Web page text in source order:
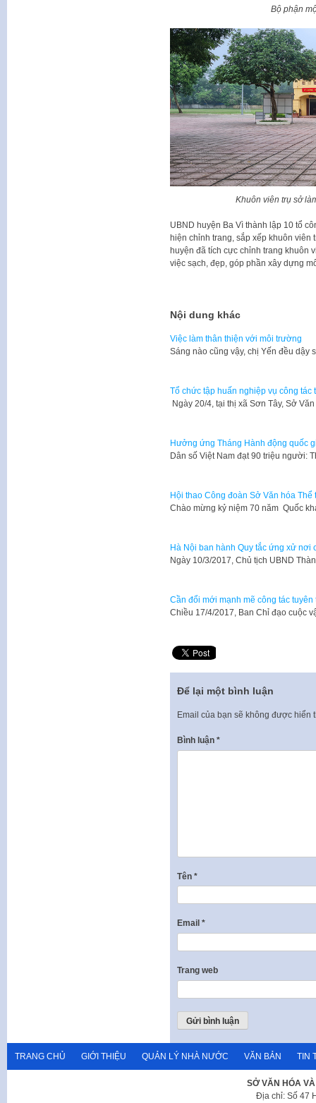
Bộ phận
Khuôn viên trụ sở
UBND huyện Ba Vì thành lập 10 tổ
hiện chỉnh trang, sắp xếp khuôn viên
huyện đã tích cực chỉnh trang khuôn
việc sạch, đẹp, góp phần xây dựng
Nội dung khác
Việc làm thân thiện với môi trường
Sáng nào cũng vậy, chị Yến đều
Tổ chức tập huấn nghiệp vụ công tác
Ngày 20/4, tại thị xã Sơn Tây, Sở
Hưởng ứng Tháng Hành động quốc
Dân số Việt Nam đạt 90 triệu
Hội thao Công đoàn Sở Văn hóa
​Chào mừng kỷ niệm 70 năm Quốc
Hà Nội ban hành Quy tắc ứng xử nơi
Ngày 10/3/2017, Chủ tịch UBND
Cần đổi mới mạnh mẽ công tác
Chiều 17/4/2017, Ban Chỉ đạo cuộc
Để lại một bình luận
Email của bạn sẽ không được hiển
Bình luận *
Tên *
Email *
Trang web
TRANG CHỦ GIỚI THIỆU QUẢN LÝ NHÀ NƯỚC VĂN BẢN TIN
SỞ VĂN HÓA
Địa chỉ: Số 47